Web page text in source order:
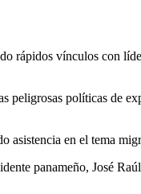
rápidos vínculos con
peligrosas políticas de
asistencia en el tema
panameño, José